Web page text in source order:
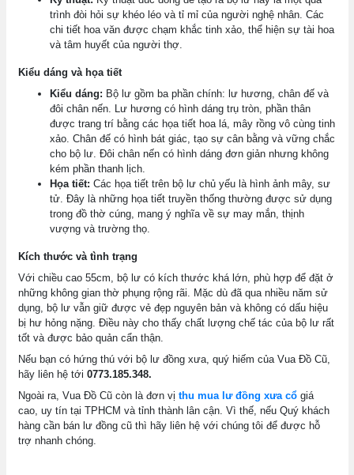
trình đòi hỏi sự khéo léo và tỉ mỉ của người nghệ nhân. Các
chi tiết hoa văn được chạm khắc tinh xảo, thể hiện sự tài hoa
và tâm huyết của người thợ.
Kiểu dáng và họa tiết
Kiểu dáng: Bộ lư gồm ba phần chính: lư hương, chân đế và
đôi chân nến. Lư hương có hình dáng trụ tròn, phần thân
được trang trí bằng các họa tiết hoa lá, mây rồng vô cùng tinh
xảo. Chân đế có hình bát giác, tạo sự cân bằng và vững chắc
cho bộ lư. Đôi chân nến có hình dáng đơn giản nhưng không
kém phần thanh lịch.
Họa tiết: Các họa tiết trên bộ lư chủ yếu là hình ảnh mây, sư
tử. Đây là những họa tiết truyền thống thường được sử dụng
trong đồ thờ cúng, mang ý nghĩa về sự may mắn, thịnh
vượng và trường thọ.
Kích thước và tình trạng
Với chiều cao 55cm, bộ lư có kích thước khá lớn, phù hợp để đặt ở
những không gian thờ phụng rộng rãi. Mặc dù đã qua nhiều năm sử
dụng, bộ lư vẫn giữ được vẻ đẹp nguyên bản và không có dấu hiệu
bị hư hỏng nặng. Điều này cho thấy chất lượng chế tác của bộ lư rất
tốt và được bảo quản cẩn thận.
Nếu bạn có hứng thú với bộ lư đồng xưa, quý hiếm của Vua Đồ Cũ,
hãy liên hệ tới 0773.185.348.
Ngoài ra, Vua Đồ Cũ còn là đơn vị thu mua lư đồng xưa cổ giá
cao, uy tín tại TPHCM và tỉnh thành lân cận. Vì thế, nếu Quý khách
hàng cần bán lư đồng cũ thì hãy liên hệ với chúng tôi để được hỗ
trợ nhanh chóng.